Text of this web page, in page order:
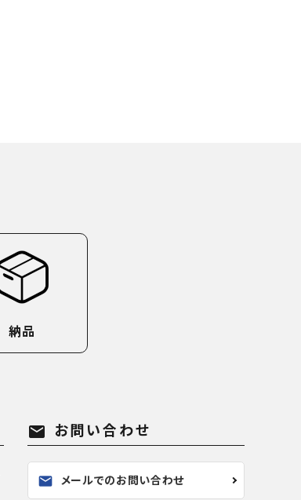
納品
mail お問い合わせ
mail メールでのお問い合わせ